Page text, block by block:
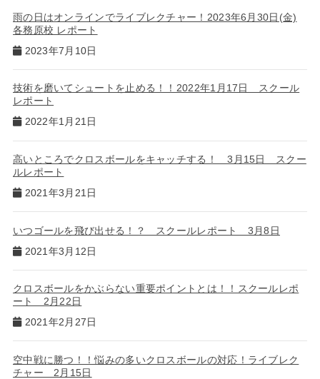
雨の日はオンラインでライブレクチャー！2023年6月30日(金)
各務原校 レポート
2023年7月10日
技術を磨いてシュートを止める！！2022年1月17日 スクール
レポート
2022年1月21日
高いところでクロスボールをキャッチする！ 3月15日 スクー
ルレポート
2021年3月21日
いつゴールを飛び出せる！？ スクールレポート 3月8日
2021年3月12日
クロスボールをかぶらない重要ポイントとは！！スクールレポ
ート 2月22日
2021年2月27日
空中戦に勝つ！！悩みの多いクロスボールの対応！ライブレク
チャー 2月15日